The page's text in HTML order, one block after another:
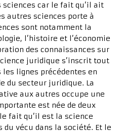
car le fait qu’il ait
autres sciences porte à
sont notamment la
l’histoire et l’économie
des connaissances sur
juridique s’inscrit tout
lignes précédentes en
du secteur juridique. La
aux autres occupe une
est née de deux
fait qu’il est la science
du vécu dans la société. Et le